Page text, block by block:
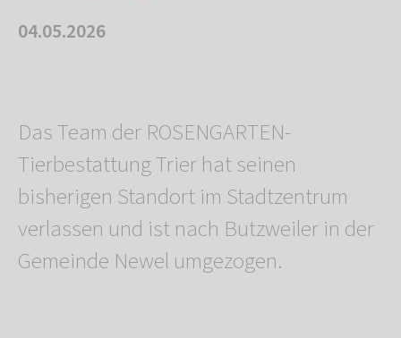
04.05.2026
Das Team der ROSENGARTEN-
Tierbestattung Trier hat seinen
bisherigen Standort im Stadtzentrum
verlassen und ist nach Butzweiler in der
Gemeinde Newel umgezogen.